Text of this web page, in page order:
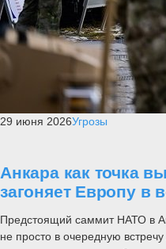
29 июня 2026Угрозы
Анкара как точка
загоняет Европу в
Предстоящий саммит НАТО в
не просто в очередную